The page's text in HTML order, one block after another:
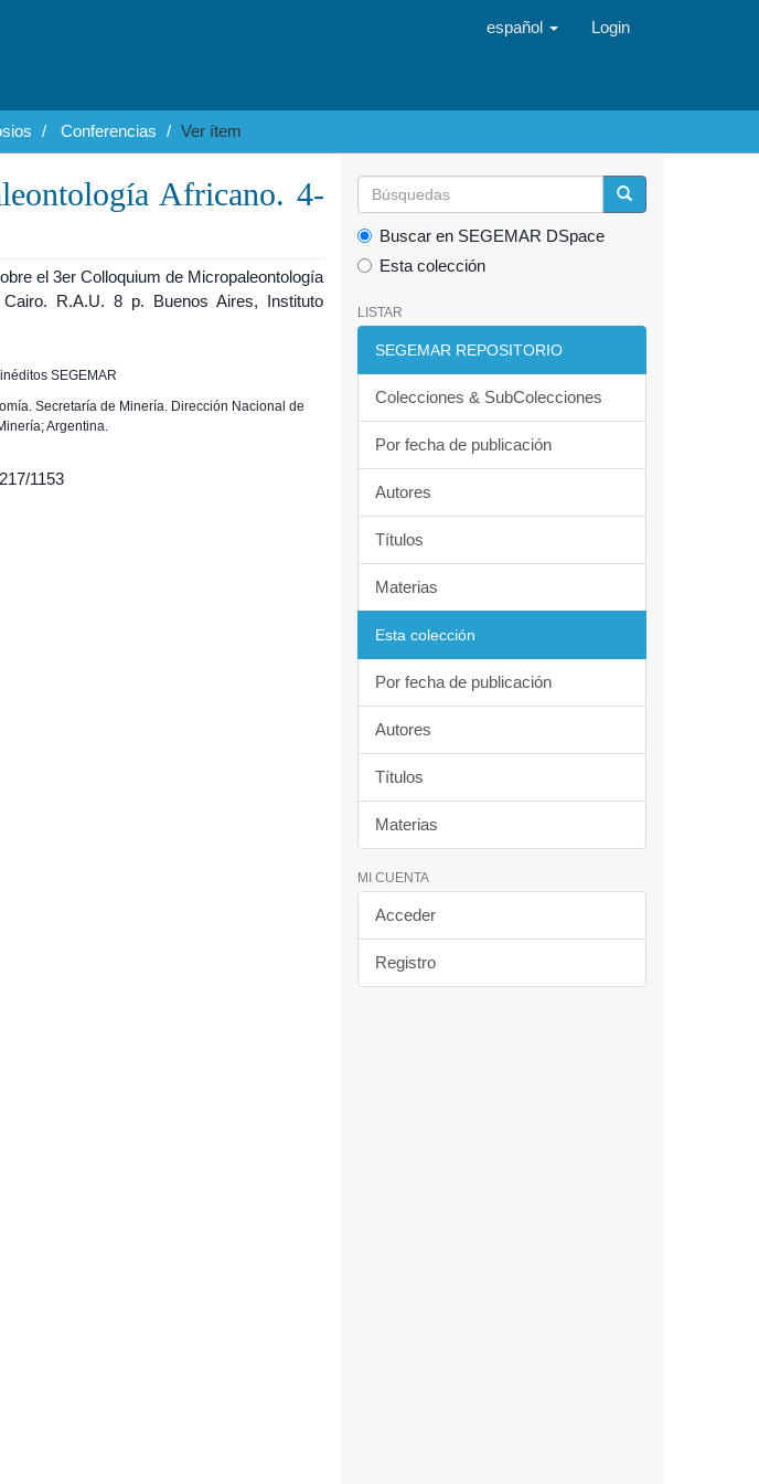
español Login
Conferencias Ver ítem
Africano. 4-
el 3er Colloquium de Micropaleontología
R.A.U. 8 p. Buenos Aires, Instituto
SEGEMAR
Secretaría de Minería. Dirección Nacional de
Argentina.
1153
Buscar en SEGEMAR DSpace
Esta colección
LISTAR
SEGEMAR REPOSITORIO
Colecciones & SubColecciones
Por fecha de publicación
Autores
Títulos
Materias
Esta colección
Por fecha de publicación
Autores
Títulos
Materias
MI CUENTA
Acceder
Registro